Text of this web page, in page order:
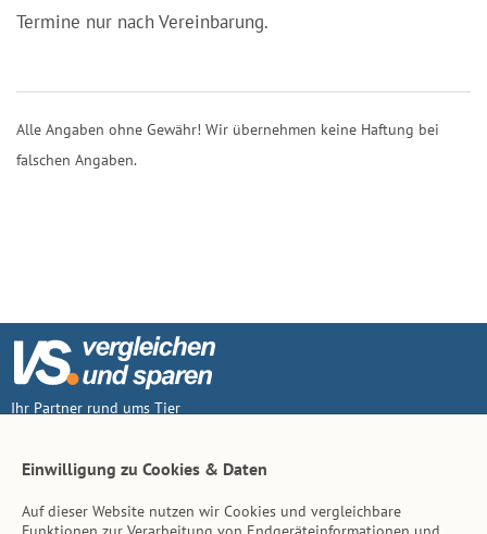
Termine nur nach Vereinbarung.
Alle Angaben ohne Gewähr! Wir übernehmen keine Haftung bei
falschen Angaben.
Ihr Partner rund ums Tier
Inhalt
Einwilligung zu Cookies & Daten
Auf dieser Website nutzen wir Cookies und vergleichbare